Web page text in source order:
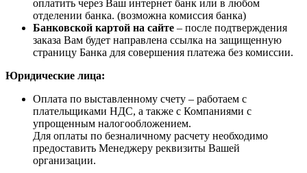
оплатить через Ваш интернет банк или в любом
отделении банка. (возможна комиссия банка)
Банковской картой на сайте – после подтверждения
заказа Вам будет направлена ссылка на защищенную
страницу Банка для совершения платежа без комиссии.
Юридические лица:
Оплата по выставленному счету – работаем с
плательщиками НДС, а также с Компаниями с
упрощенным налогообложением.
Для оплаты по безналичному расчету необходимо
предоставить Менеджеру реквизиты Вашей
организации.